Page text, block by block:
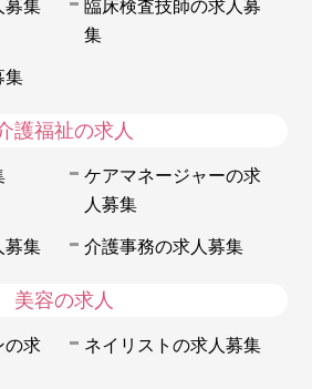
募集
臨床検査技師の求人募
集
集
護福祉の求人
ケアマネージャーの求
人募集
募集 介護事務の求人募集
美容の求人
の求
ネイリストの求人募集